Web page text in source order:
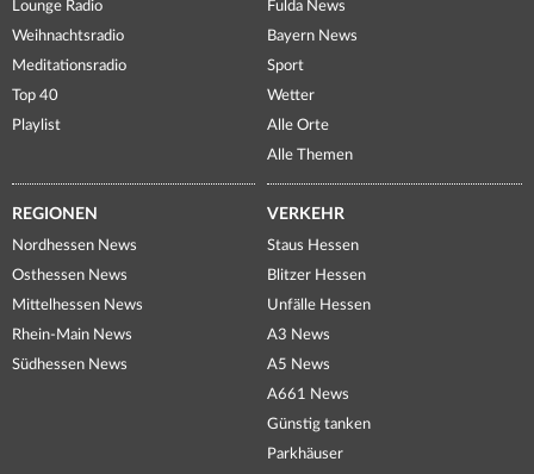
Lounge Radio
Weihnachtsradio
Meditationsradio
Top 40
Playlist
Fulda News
Bayern News
Sport
Wetter
Alle Orte
Alle Themen
REGIONEN
Nordhessen News
Osthessen News
Mittelhessen News
Rhein-Main News
Südhessen News
VERKEHR
Staus Hessen
Blitzer Hessen
Unfälle Hessen
A3 News
A5 News
A661 News
Günstig tanken
Parkhäuser